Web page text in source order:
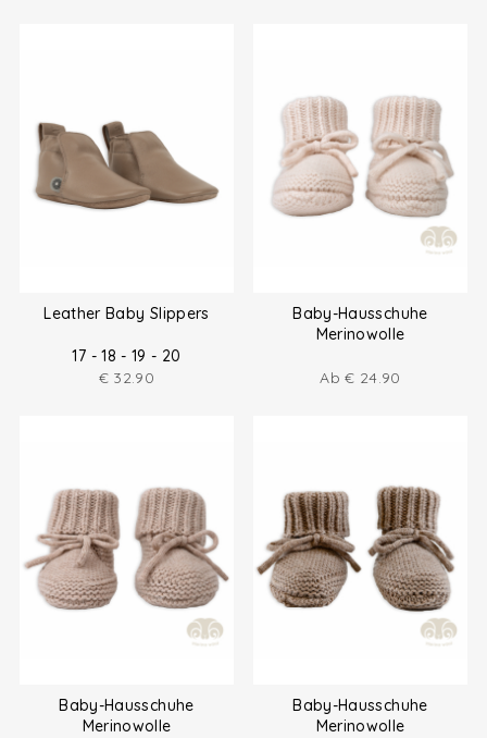
Leather Baby Slippers
17 - 18 - 19 - 20
€ 32.90
Baby-Hausschuhe
Merinowolle
Ab€ 24.90
Baby-Hausschuhe
Merinowolle
Baby-Hausschuhe
Merinowolle